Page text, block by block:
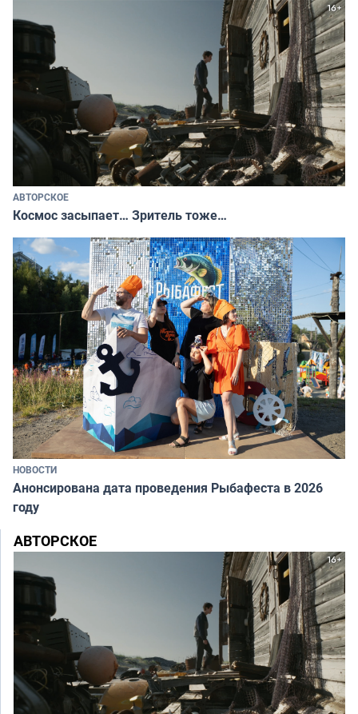
АВТОРСКОЕ
Космос засыпает… Зритель тоже…
НОВОСТИ
Анонсирована дата проведения Рыбафеста в 2026
году
АВТОРСКОЕ